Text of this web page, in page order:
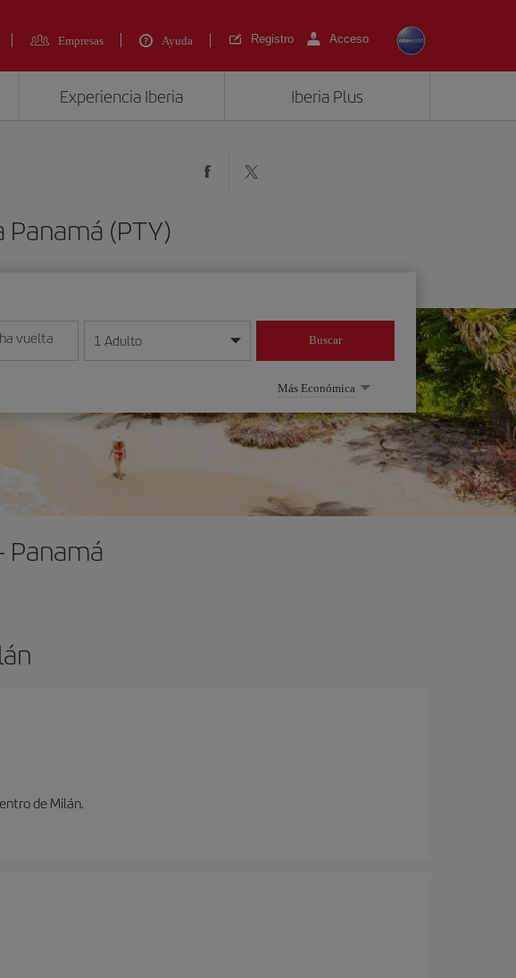
Empresas Ayuda Registro Acceso
Experiencia Iberia Iberia Plus
(PTY)
día/mes/año
vuelta
la fecha en formato día/mes/año
1 Adulto Buscar
Más Económica
Panamá
de Milán.